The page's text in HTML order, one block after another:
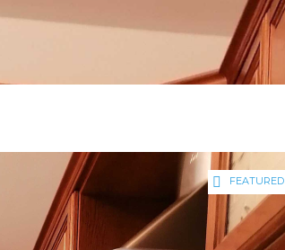
FEATURED